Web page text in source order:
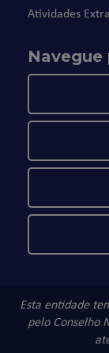
Atividades
Navegue
Esta entidade
pelo Conselho